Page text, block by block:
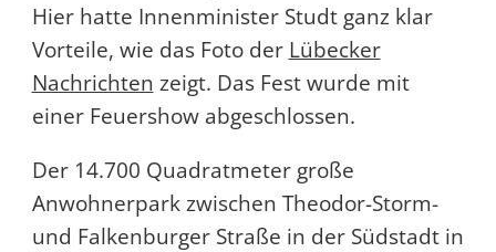
Hier hatte Innenminister Studt ganz klar
Vorteile, wie das Foto der Lübecker
Nachrichten zeigt. Das Fest wurde mit
einer Feuershow abgeschlossen.
Der 14.700 Quadratmeter große
Anwohnerpark zwischen Theodor-Storm-
und Falkenburger Straße in der Südstadt in